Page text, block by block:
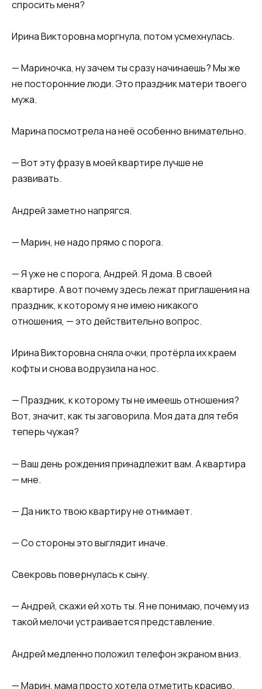
спросить меня?
Ирина Викторовна моргнула, потом усмехнулась.
— Мариночка, ну зачем ты сразу начинаешь? Мы же
не посторонние люди. Это праздник матери твоего
мужа.
Марина посмотрела на неё особенно внимательно.
— Вот эту фразу в моей квартире лучше не
развивать.
Андрей заметно напрягся.
— Марин, не надо прямо с порога.
— Я уже не с порога, Андрей. Я дома. В своей
квартире. А вот почему здесь лежат приглашения на
праздник, к которому я не имею никакого
отношения, — это действительно вопрос.
Ирина Викторовна сняла очки, протёрла их краем
кофты и снова водрузила на нос.
— Праздник, к которому ты не имеешь отношения?
Вот, значит, как ты заговорила. Моя дата для тебя
теперь чужая?
— Ваш день рождения принадлежит вам. А квартира
— мне.
— Да никто твою квартиру не отнимает.
— Со стороны это выглядит иначе.
Свекровь повернулась к сыну.
— Андрей, скажи ей хоть ты. Я не понимаю, почему из
такой мелочи устраивается представление.
Андрей медленно положил телефон экраном вниз.
— Марин, мама просто хотела отметить красиво.